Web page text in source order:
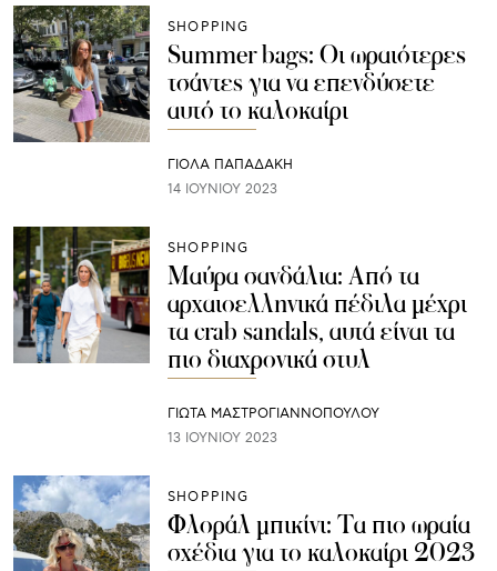
SHOPPING
Summer bags: Οι ωραιότερες
τσάντες για να επενδύσετε
αυτό το καλοκαίρι
ΓΙΌΛΑ ΠΑΠΑΔΆΚΗ
14 ΙΟΥΝΊΟΥ 2023
SHOPPING
Μαύρα σανδάλια: Από τα
αρχαιοελληνικά πέδιλα μέχρι
τα crab sandals, αυτά είναι τα
πιο διαχρονικά στυλ
ΓΙΩΤΑ ΜΑΣΤΡΟΓΙΑΝΝΟΠΟΥΛΟΥ
13 ΙΟΥΝΊΟΥ 2023
SHOPPING
Φλοράλ μπικίνι: Τα πιο ωραία
σχέδια για το καλοκαίρι 2023